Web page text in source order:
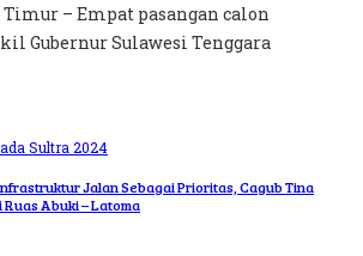
– Empat pasangan calon
Gubernur Sulawesi Tenggara
Sultra 2024
Jalan Sebagai Prioritas, Cagub Tina
Abuki – Latoma